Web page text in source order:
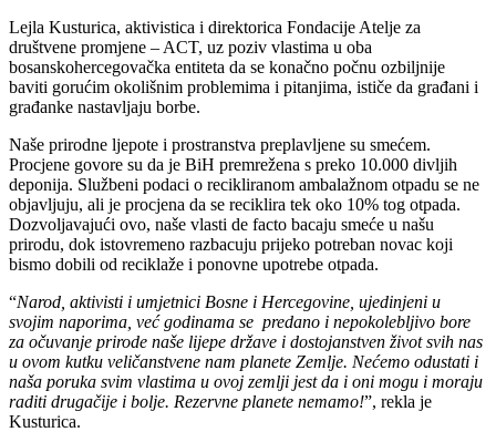
Lejla Kusturica, aktivistica i direktorica Fondacije Atelje za
društvene promjene – ACT, uz poziv vlastima u oba
bosanskohercegovačka entiteta da se konačno počnu ozbiljnije
baviti gorućim okolišnim problemima i pitanjima, ističe da građani i
građanke nastavljaju borbe.
Naše prirodne ljepote i prostranstva preplavljene su smećem.
Procjene govore su da je BiH premrežena s preko 10.000 divljih
deponija. Službeni podaci o recikliranom ambalažnom otpadu se ne
objavljuju, ali je procjena da se reciklira tek oko 10% tog otpada.
Dozvoljavajući ovo, naše vlasti de facto bacaju smeće u našu
prirodu, dok istovremeno razbacuju prijeko potreban novac koji
bismo dobili od reciklaže i ponovne upotrebe otpada.
“Narod, aktivisti i umjetnici Bosne i Hercegovine, ujedinjeni u
svojim naporima, već godinama se predano i nepokolebljivo bore
za očuvanje prirode naše lijepe države i dostojanstven život svih nas
u ovom kutku veličanstvene nam planete Zemlje. Nećemo odustati i
naša poruka svim vlastima u ovoj zemlji jest da i oni mogu i moraju
raditi drugačije i bolje. Rezervne planete nemamo!”, rekla je
Kusturica.